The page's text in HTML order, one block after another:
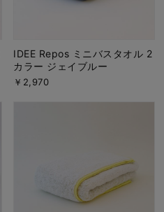
IDEE Repos ミニバスタオル 2
カラー ジェイブルー
￥2,970